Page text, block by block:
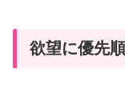
欲望に優先